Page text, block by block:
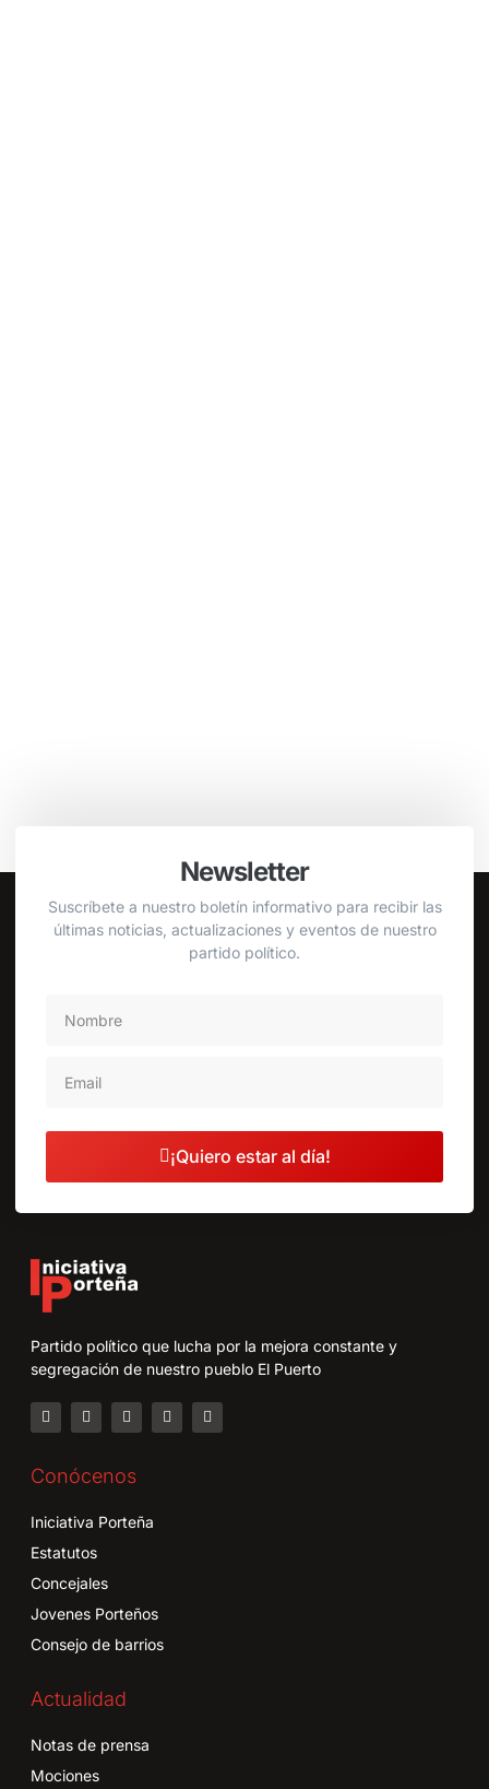
Newsletter
Suscríbete a nuestro boletín informativo para recibir las
últimas noticias, actualizaciones y eventos de nuestro
partido político.
¡Quiero estar al día!
Partido político que lucha por la mejora constante y
segregación de nuestro pueblo El Puerto
Conócenos
Iniciativa Porteña
Estatutos
Concejales
Jovenes Porteños
Consejo de barrios
Actualidad
Notas de prensa
Mociones